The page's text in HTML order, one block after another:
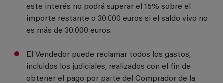
este interés no podrá superar el 15% sobre el
importe restante o 30.000 euros si el saldo vivo no
es más de 30.000 euros.
El Vendedor puede reclamar todos los gastos,
incluidos los judiciales, realizados con el fin de
obtener el pago por parte del Comprador de la